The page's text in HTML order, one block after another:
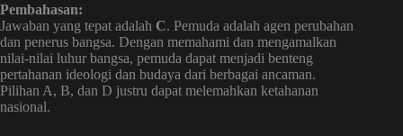
Pembahasan:
Jawaban yang tepat adalah C. Pemuda adalah agen perubahan
dan penerus bangsa. Dengan memahami dan mengamalkan
nilai-nilai luhur bangsa, pemuda dapat menjadi benteng
pertahanan ideologi dan budaya dari berbagai ancaman.
Pilihan A, B, dan D justru dapat melemahkan ketahanan
nasional.